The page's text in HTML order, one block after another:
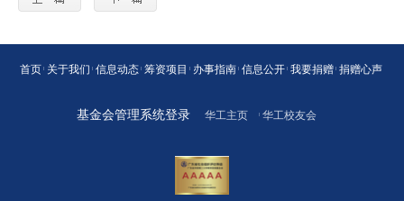
首页 关于我们 信息动态 筹资项目 办事指南 信息公开 我要捐赠 捐赠心声
基金会管理系统登录 华工主页 华工校友会